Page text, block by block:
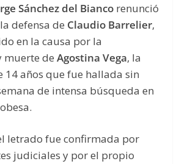
Sánchez del Bianco renunció
defensa de Claudio Barrelier,
en la causa por la
muerte de Agostina Vega, la
14 años que fue hallada sin
de intensa búsqueda en
letrado fue confirmada por
judiciales y por el propio